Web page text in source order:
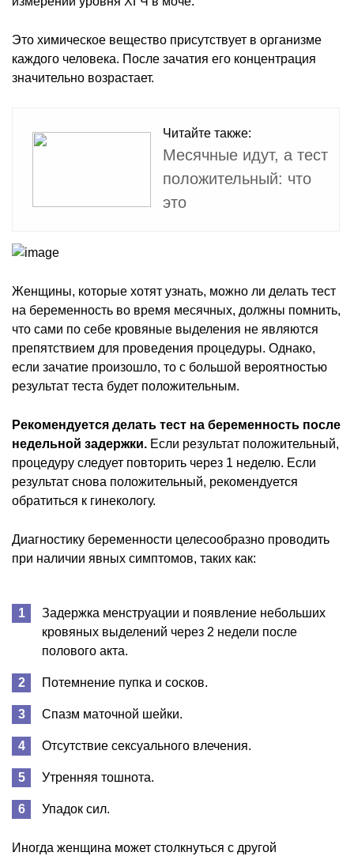
Это химическое вещество присутствует в организме
каждого человека. После зачатия его концентрация
значительно возрастает.
Читайте также:
Месячные идут, а тест
положительный: что
это
Женщины, которые хотят узнать, можно ли делать тест
на беременность во время месячных, должны помнить,
что сами по себе кровяные выделения не являются
препятствием для проведения процедуры. Однако,
если зачатие произошло, то с большой вероятностью
результат теста будет положительным.
Рекомендуется делать тест на беременность после
недельной задержки. Если результат положительный,
процедуру следует повторить через 1 неделю. Если
результат снова положительный, рекомендуется
обратиться к гинекологу.
Диагностику беременности целесообразно проводить
при наличии явных симптомов, таких как:
Задержка менструации и появление небольших
кровяных выделений через 2 недели после
полового акта.
Потемнение пупка и сосков.
Спазм маточной шейки.
Отсутствие сексуального влечения.
Утренняя тошнота.
Упадок сил.
Иногда женщина может столкнуться с другой